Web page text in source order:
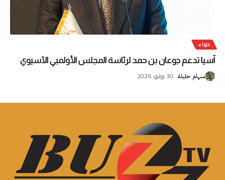
حواء
آسيا تدعم جوعان بن حمد لرئاسة المجلس الأولمبي الآسيوي
سهام حليلة 30 يونيو، 2026